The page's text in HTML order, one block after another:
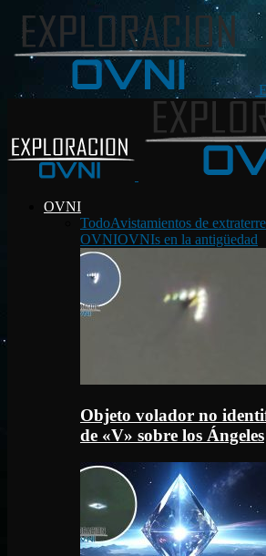
OVNI
TodoAvistamientos de
OVNIOVNIs en la antigüedad
Objeto volador no
de «V» sobre los Ángeles